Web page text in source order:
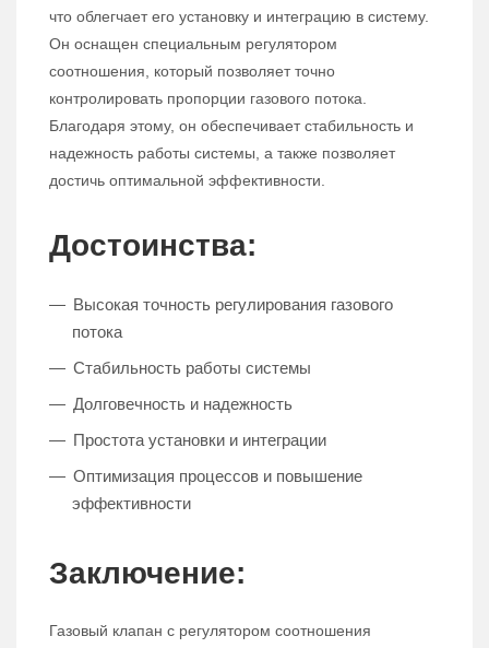
что облегчает его установку и интеграцию в систему.
Он оснащен специальным регулятором
соотношения, который позволяет точно
контролировать пропорции газового потока.
Благодаря этому, он обеспечивает стабильность и
надежность работы системы, а также позволяет
достичь оптимальной эффективности.
Достоинства:
Высокая точность регулирования газового
потока
Стабильность работы системы
Долговечность и надежность
Простота установки и интеграции
Оптимизация процессов и повышение
эффективности
Заключение:
Газовый клапан с регулятором соотношения